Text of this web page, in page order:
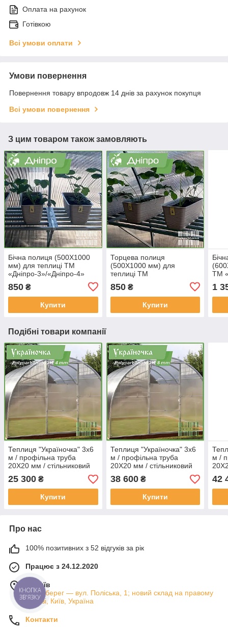
Оплата на рахунок
Готівкою
Всі умови оплати
Умови повернення
Повернення товару впродовж 14 днів за рахунок покупця
Всі умови повернення
З цим товаром також замовляють
Бічна полиця (500Х1000
мм) для теплиці ТМ
«Дніпро-3»/«Дніпро-4»
850 ₴
Купити
Торцева полиця
(500Х1000 мм) для
теплиці ТМ
850₴
Купити
ТМ
1
Подібні товари компанії
Теплиця "Україночка" 3х6
м / профільна труба
20Х20 мм / стільниковий
полікарбонат 4 мм
PREMIUM
25 300 ₴
Купити
Теплиця "Україночка" 3х6
м / профільна труба
20Х20 мм / стільниковий
полікарбонат 8 мм
PREMIUM
38 600₴
Купити
м /
42
Про нас
100% позитивних з 52 відгуків за рік
Працює з 24.12.2020
м. Київ
Лівий берег — вул. Поліська, 1; новий склад на правому
березі, Київ, Україна
Контакти
КНОПКА
ЗВ'ЯЗКУ